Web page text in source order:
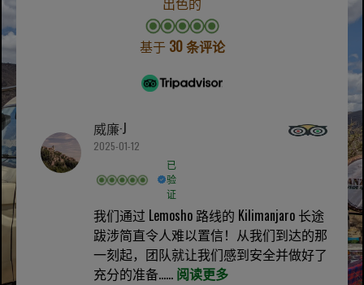
基于 30 条评论
威廉·J
2025-01-12
已
验
证
我们通过 Lemosho 路线的 Kilimanjaro 长途
跋涉简直令人难以置信！从我们到达的那
一刻起，团队就让我们感到安全并做好了
充分的准备...... 阅读更多